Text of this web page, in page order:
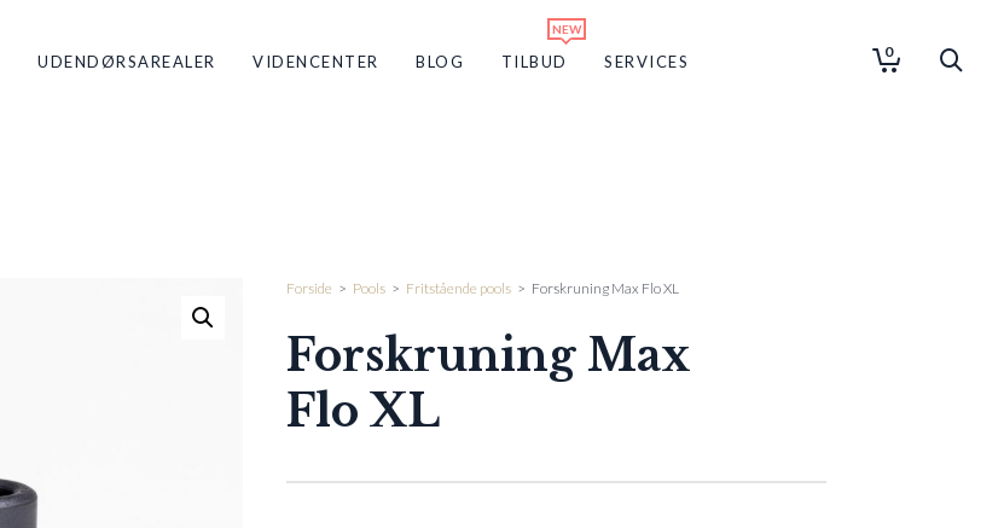
UDENDØRSAREALER VIDENCENTER BLOG TILBUD SERVICES
0
Forside > Pools > Fritstående pools > Forskruning Max Flo XL
Forskruning Max
Flo XL